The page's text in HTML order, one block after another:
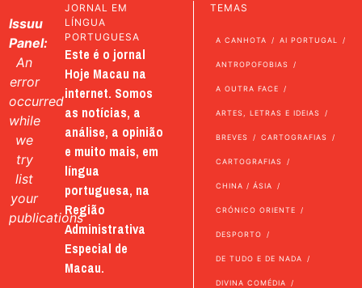
Issuu
Panel:
An
error
occurred
while
we
try
list
your
publications
JORNAL EM
LÍNGUA
PORTUGUESA
Este é o jornal
Hoje Macau na
internet. Somos
as notícias, a
análise, a opinião
e muito mais, em
língua
portuguesa, na
Região
Administrativa
Especial de
Macau.
TEMAS
A CANHOTA AI PORTUGAL
ANTROPOFOBIAS
A OUTRA FACE
ARTES, LETRAS E IDEIAS
BREVES CARTOGRAFIAS
CARTOGRAFIAS
CHINA / ÁSIA
CRÓNICO ORIENTE
DESPORTO
DE TUDO E DE NADA
DIVINA COMÉDIA